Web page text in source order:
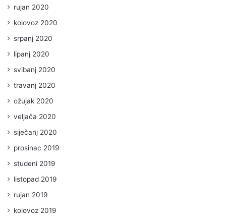
rujan 2020
kolovoz 2020
srpanj 2020
lipanj 2020
svibanj 2020
travanj 2020
ožujak 2020
veljača 2020
siječanj 2020
prosinac 2019
studeni 2019
listopad 2019
rujan 2019
kolovoz 2019